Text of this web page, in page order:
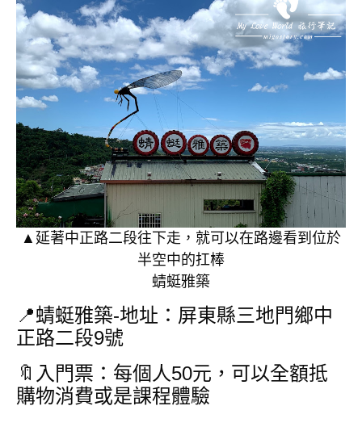
▲延著中正路二段往下走，就可以在路邊看到位於
半空中的扛棒
蜻蜓雅築
📍蜻蜓雅築-地址：屏東縣三地門鄉中
正路二段9號
🔖入門票：每個人50元，可以全額抵
購物消費或是課程體驗